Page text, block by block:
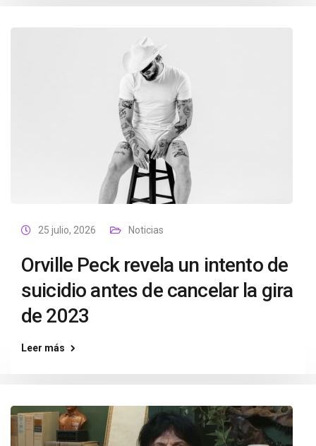
25 julio, 2026 Noticias
Orville Peck revela un intento de
suicidio antes de cancelar la gira
de 2023
Leer más